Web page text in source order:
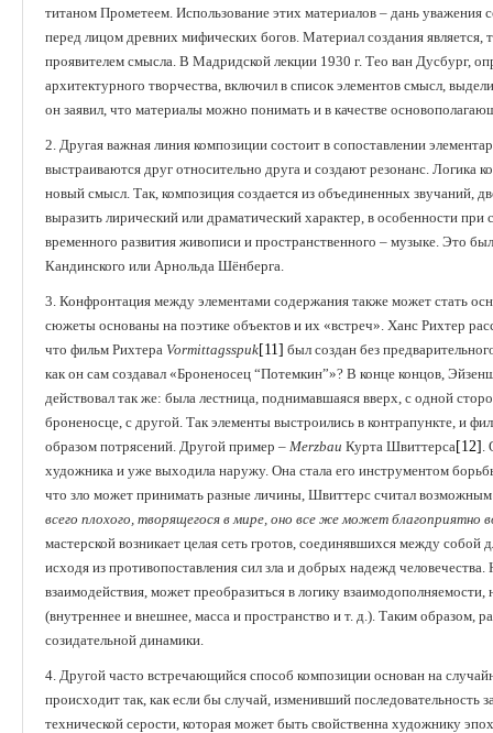
титаном Прометеем. Использование этих материалов – дань
перед лицом древних мифических богов. Материал создания
проявителем смысла. В Мадридской лекции 1930 г. Тео ван Дусбург,
архитектурного творчества, включил в список элементов смысл,
он заявил, что материалы можно понимать и в качестве
2. Другая важная линия композиции состоит в сопоставлении
выстраиваются друг относительно друга и создают резонанс. Логика
новый смысл. Так, композиция создается из объединенных звучаний,
выразить лирический или драматический характер, в особенности при
временного развития живописи и пространственного – музыке. Это
Кандинского или Арнольда Шёнберга.
3. Конфронтация между элементами содержания также может стать
сюжеты основаны на поэтике объектов и их «встреч». Ханс Рихтер
что фильм Рихтера Vormittagsspuk[11] был создан без
как он сам создавал «Броненосец “Потемкин”»? В конце концов,
действовал так же: была лестница, поднимавшаяся вверх, с одной
броненосце, с другой. Так элементы выстроились в контрапункте, и
образом потрясений. Другой пример – Merzbau Курта Швиттерса[12] .
художника и уже выходила наружу. Она стала его инструментом
что зло может принимать разные личины, Швиттерс считал возможным
всего плохого, творящегося в мире, оно все же может благоприятно
мастерской возникает целая сеть гротов, соединявшихся между
исходя из противопоставления сил зла и добрых надежд
взаимодействия, может преобразиться в логику
(внутреннее и внешнее, масса и пространство и т. д.). Таким образом,
созидательной динамики.
4. Другой часто встречающийся способ композиции основан на
происходит так, как если бы случай, изменивший последовательность
технической серости, которая может быть свойственна художнику